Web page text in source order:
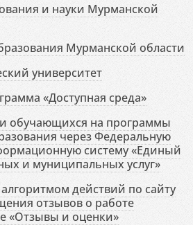
и науки Мурманской
Мурманской области
университет
«Доступная среда»
обучающихся на программы
через Федеральную
систему «Единый
и муниципальных услуг»
действий по сайту
отзывов о работе
«Отзывы и оценки»